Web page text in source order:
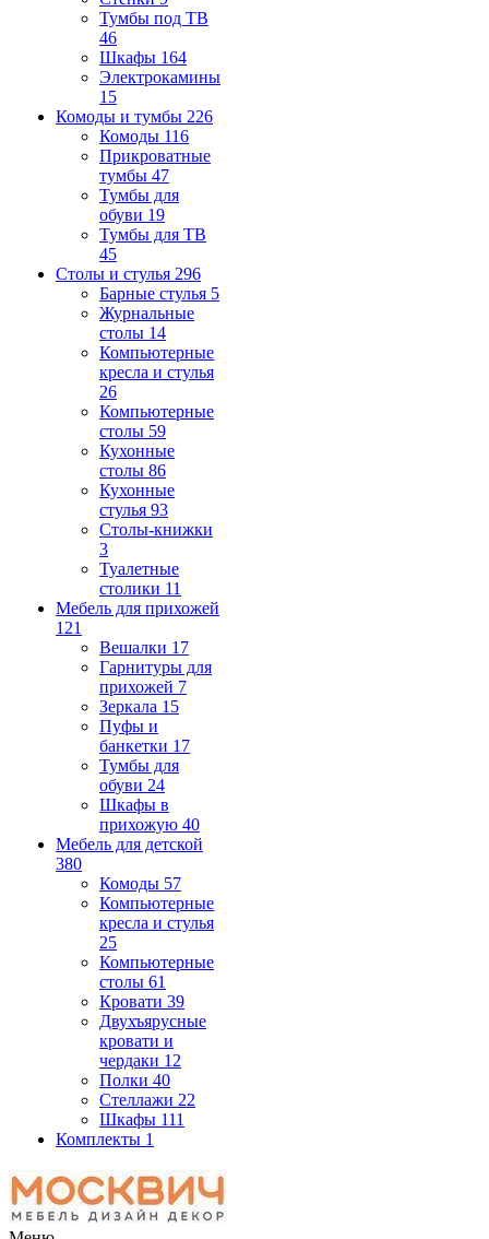
Тумбы под ТВ
46
Шкафы 164
Электрокамины
15
Комоды и тумбы 226
Комоды 116
Прикроватные
тумбы 47
Тумбы для
обуви 19
Тумбы для ТВ
45
Столы и стулья 296
Барные стулья 5
Журнальные
столы 14
Компьютерные
кресла и стулья
26
Компьютерные
столы 59
Кухонные
столы 86
Кухонные
стулья 93
Столы-книжки
3
Туалетные
столики 11
Мебель для прихожей
121
Вешалки 17
Гарнитуры для
прихожей 7
Зеркала 15
Пуфы и
банкетки 17
Тумбы для
обуви 24
Шкафы в
прихожую 40
Мебель для детской
380
Комоды 57
Компьютерные
кресла и стулья
25
Компьютерные
столы 61
Кровати 39
Двухъярусные
кровати и
чердаки 12
Полки 40
Стеллажи 22
Шкафы 111
Комплекты 1